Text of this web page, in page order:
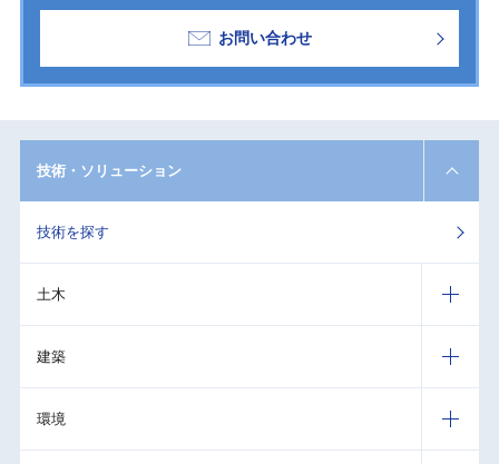
お問い合わせ
技術・ソリューション
技術を探す
土木
建築
環境